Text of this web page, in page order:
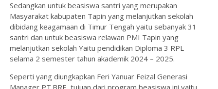
Sedangkan untuk beasiswa santri yang merupakan
Masyarakat kabupaten Tapin yang melanjutkan sekolah
dibidang keagamaan di Timur Tengah yaitu sebanyak 31
santri dan untuk beasiswa relawan PMI Tapin yang
melanjutkan sekolah Yaitu pendidikan Diploma 3 RPL
selama 2 semester tahun akademik 2024 – 2025.
Seperti yang diungkapkan Feri Yanuar Feizal Generasi